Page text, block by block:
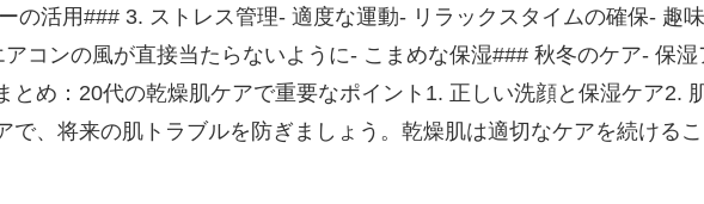
の活用### 3. ストレス管理- 適度な運動- リラックスタイムの確保- 趣
コンの風が直接当たらないように- こまめな保湿### 秋冬のケア- 保
とめ：20代の乾燥肌ケアで重要なポイント1. 正しい洗顔と保湿ケア2.
、将来の肌トラブルを防ぎましょう。乾燥肌は適切なケアを続けるこ